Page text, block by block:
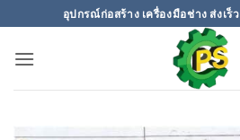
ไป
อุปกรณ์ก่อสร้าง เครื่องมือช่าง ส่งเร็